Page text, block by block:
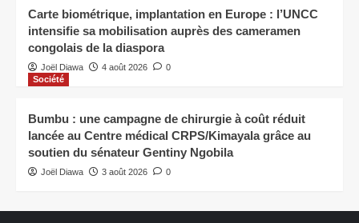
Carte biométrique, implantation en Europe : l’UNCC
intensifie sa mobilisation auprès des cameramen
congolais de la diaspora
Joël Diawa 4 août 2026
0
Société
Bumbu : une campagne de chirurgie à coût réduit
lancée au Centre médical CRPS/Kimayala grâce au
soutien du sénateur Gentiny Ngobila
Joël Diawa 3 août 2026 0